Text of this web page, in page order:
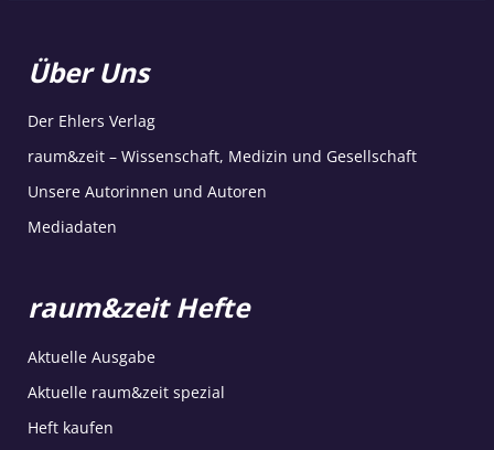
Über Uns
Der Ehlers Verlag
raum&zeit – Wissenschaft, Medizin und Gesellschaft
Unsere Autorinnen und Autoren
Mediadaten
raum&zeit Hefte
Aktuelle Ausgabe
Aktuelle raum&zeit spezial
Heft kaufen